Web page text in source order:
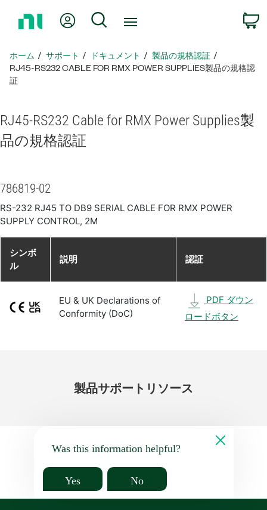
ペ
ー
ジ
る
Myアカウント
検索
ホーム サポート ドキュメント
製品​の​規格​認証
RJ45-RS232 CABLE FOR RMX POWER SUPPLIES製品​の​規格​認
証
RJ45-RS232 Cable for RMX Power Supplies製
品​の​規格​認証
786819-02
RS-232 RJ45 TO DB9 SERIAL CABLE FOR RMX POWER
SUPPLY CONTROL, 2M
シンボ
ル
説明 認証
EU & UK Declarations of
Conformity (DoC)
PDF ダウン
ロードボタン
製品サポート リソース
Was this information helpful?
Yes No